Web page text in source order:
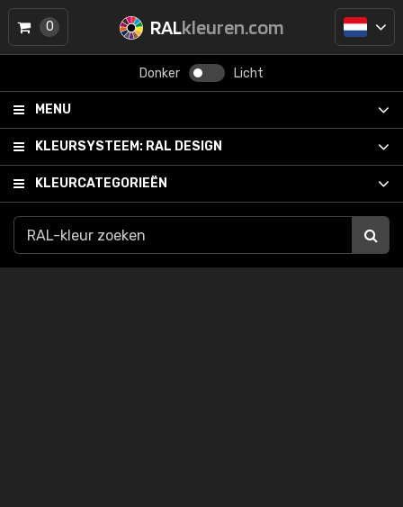
RALkleuren.com
Donker Licht
MENU
KLEURSYSTEEM: RAL DESIGN
KLEURCATEGORIEËN
0